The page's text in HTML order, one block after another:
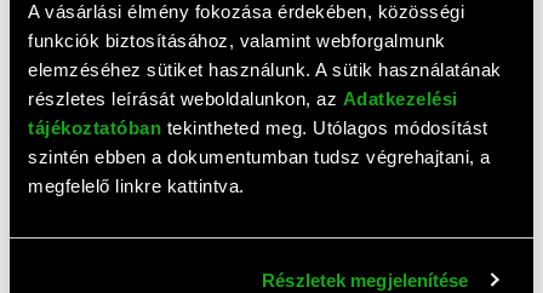
A vásárlási élmény fokozása érdekében, közösségi
funkciók biztosításához, valamint webforgalmunk
elemzéséhez sütiket használunk. A sütik használatának
részletes leírását weboldalunkon, az Adatkezelési
tájékoztatóban tekintheted meg. Utólagos módosítást
szintén ebben a dokumentumban tudsz végrehajtani, a
megfelelő linkre kattintva.
Részletek megjelenítése
vászon 120" (16:10, 259 x